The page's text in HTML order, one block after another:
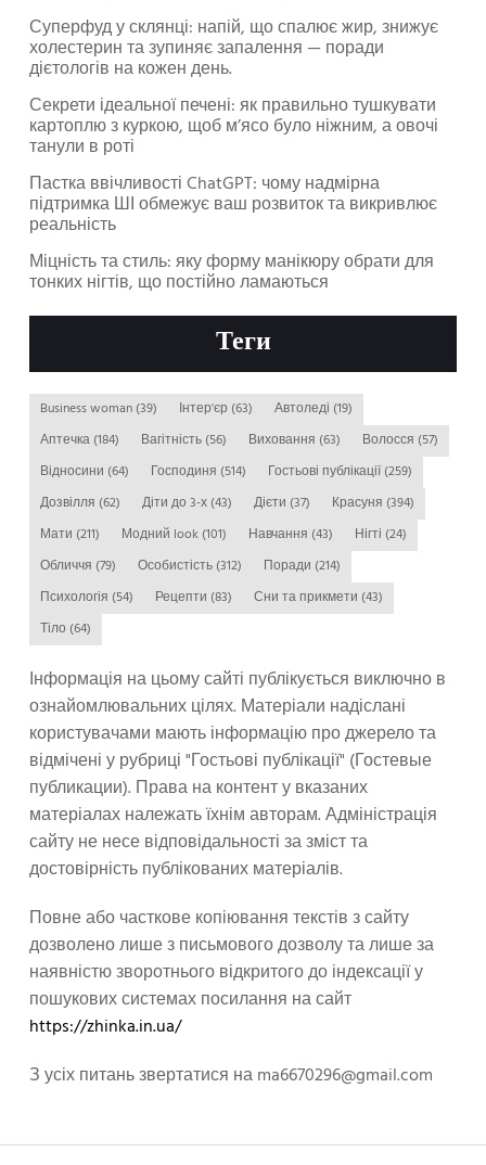
Суперфуд у склянці: напій, що спалює жир, знижує
холестерин та зупиняє запалення — поради
дієтологів на кожен день.
Секрети ідеальної печені: як правильно тушкувати
картоплю з куркою, щоб м’ясо було ніжним, а овочі
танули в роті
Пастка ввічливості ChatGPT: чому надмірна
підтримка ШІ обмежує ваш розвиток та викривлює
реальність
Міцність та стиль: яку форму манікюру обрати для
тонких нігтів, що постійно ламаються
Теги
Business woman (39) Інтер'єр (63) Автоледі (19)
Аптечка (184) Вагітність (56) Виховання (63) Волосся (57)
Відносини (64) Господиня (514) Гостьові публікації(259)
Дозвілля (62) Діти до 3-х (43) Дієти (37) Красуня (394)
Мати (211) Модний look (101) Навчання (43) Нігті (24)
Обличчя (79) Особистість (312) Поради (214)
Психологія (54) Рецепти (83) Сни та прикмети (43)
Тіло (64)
Інформація на цьому сайті публікується виключно в
ознайомлювальних цілях. Матеріали надіслані
користувачами мають інформацію про джерело та
відмічені у рубриці "Гостьові публікації" (Гостевые
публикации). Права на контент у вказаних
матеріалах належать їхнім авторам. Адміністрація
сайту не несе відповідальності за зміст та
достовірність публікованих матеріалів.
Повне або часткове копіювання текстів з сайту
дозволено лише з письмового дозволу та лише за
наявністю зворотнього відкритого до індексації у
пошукових системах посилання на сайт
https://zhinka.in.ua/
З усіх питань звертатися наma6670296@gmail.com